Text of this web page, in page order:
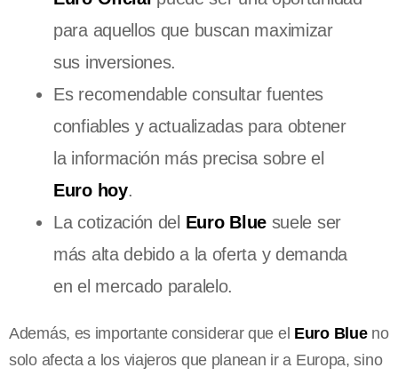
para aquellos que buscan maximizar
sus inversiones.
Es recomendable consultar fuentes
confiables y actualizadas para obtener
la información más precisa sobre el
Euro hoy.
La cotización del Euro Bluesuele ser
más alta debido a la oferta y demanda
en el mercado paralelo.
Además, es importante considerar que el Euro Blueno
solo afecta a los viajeros que planean ir a Europa, sino